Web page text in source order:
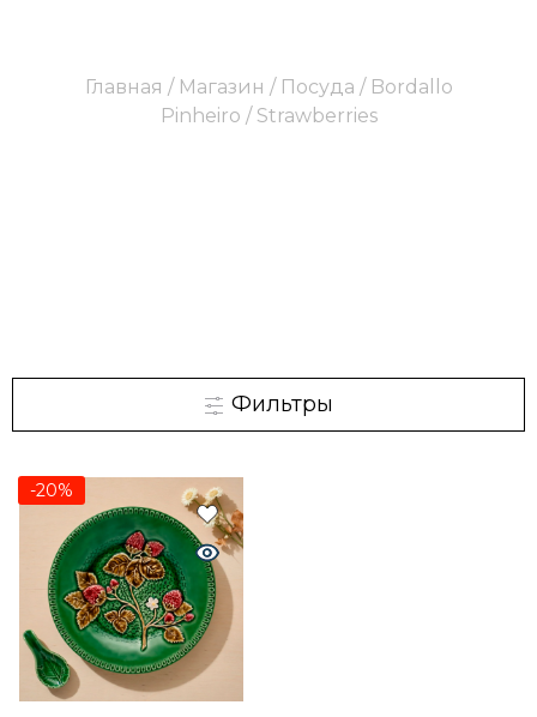
Главная / Магазин / Посуда / Bordallo
Pinheiro / Strawberries
Фильтры
-20%